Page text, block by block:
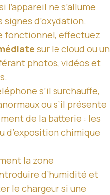
ne s’allume
d’oxydation.
fonctionnel, effectuez
sur le cloud ou un
photos, vidéos et
s’il surchauffe,
ou s’il présente
de la batterie : les
d’exposition chimique
la zone
d’humidité et
le chargeur si une